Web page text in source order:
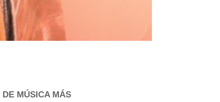
MÚSICA MÁS